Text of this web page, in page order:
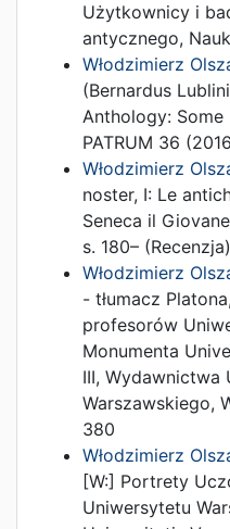
Użytkownicy i
antycznego,
Włodzimierz
(Bernardus
Anthology: Some
PATRUM 36 (2016
Włodzimierz
noster, I: Le
Seneca il Giovane
s. 180– (Recenzja)
Włodzimierz
- tłumacz Platona
profesorów
Monumenta
III, Wydawnictwa
Warszawskiego,
380
Włodzimierz
[W:] Portrety
Uniwersytetu